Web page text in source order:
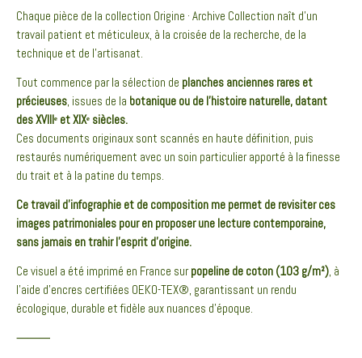
Chaque pièce de la collection Origine · Archive Collection naît d’un
travail patient et méticuleux, à la croisée de la recherche, de la
technique et de l’artisanat.
Tout commence par la sélection de planches anciennes rares et
précieuses, issues de la botanique ou de l’histoire naturelle, datant
des XVIIIᵉ et XIXᵉ siècles.
Ces documents originaux sont scannés en haute définition, puis
restaurés numériquement avec un soin particulier apporté à la finesse
du trait et à la patine du temps.
Ce travail d’infographie et de composition me permet de revisiter ces
images patrimoniales pour en proposer une lecture contemporaine,
sans jamais en trahir l’esprit d’origine.
Ce visuel a été imprimé en France surpopeline de coton (103 g/m²), à
l’aide d’encres certifiées OEKO-TEX®, garantissant un rendu
écologique, durable et fidèle aux nuances d’époque.
⸻